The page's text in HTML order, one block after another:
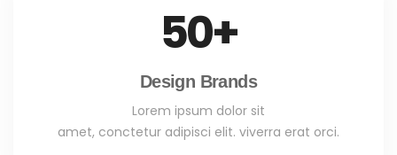
Design Brands
50+
Lorem ipsum dolor sit
amet, conctetur adipisci elit. viverra erat orci.